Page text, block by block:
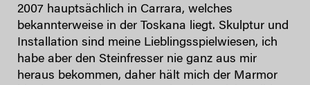
2007 hauptsächlich in Carrara, welches
bekannterweise in der Toskana liegt. Skulptur und
Installation sind meine Lieblingsspielwiesen, ich
habe aber den Steinfresser nie ganz aus mir
heraus bekommen, daher hält mich der Marmor